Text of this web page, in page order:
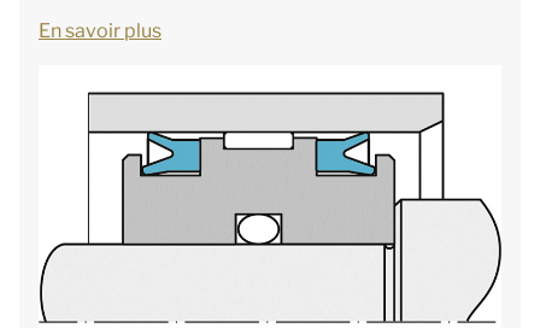
En savoir plus